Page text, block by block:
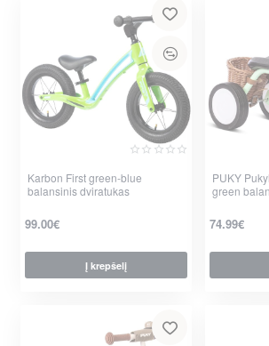
Karbon First green-blue
balansinis dviratukas
99.00€
Į krepšelį
PUKY
green
74.99€